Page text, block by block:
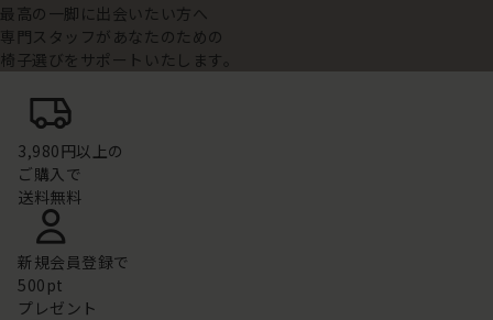
最高の一脚に出会いたい方へ
専門スタッフがあなたのための
椅子選びをサポートいたします。
3,980円以上の
ご購入で
送料無料
新規会員登録で
500pt
プレゼント